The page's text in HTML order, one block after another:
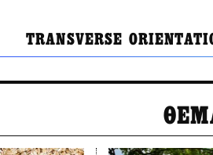
ΤRANSVERSE